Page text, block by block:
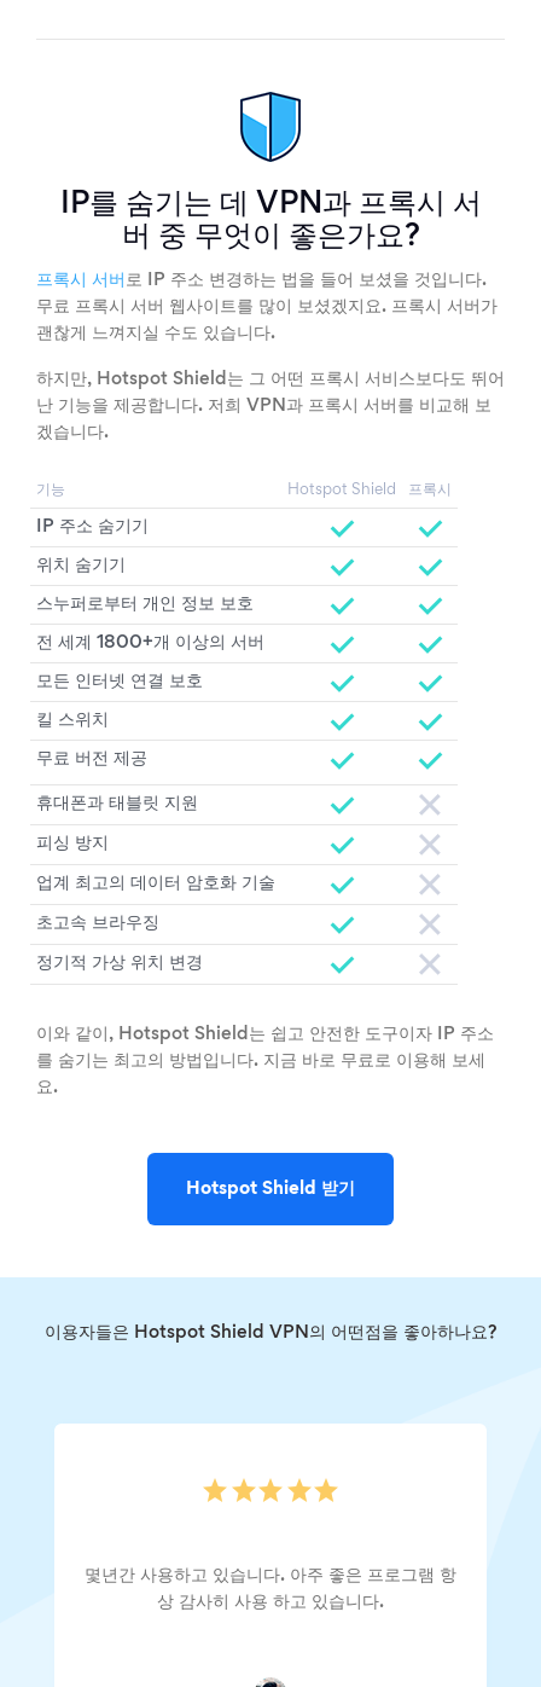
IP를 숨기는 데 VPN과 프록시 서
버 중 무엇이 좋은가요?
프록시 서버 로 IP 주소 변경하는 법을 들어 보셨을 것입니다.
무료 프록시 서버 웹사이트를 많이 보셨겠지요. 프록시 서버가
괜찮게 느껴지실 수도 있습니다.
하지만, Hotspot Shield는 그 어떤 프록시 서비스보다도 뛰어
난 기능을 제공합니다. 저희 VPN과 프록시 서버를 비교해 보
겠습니다.
기능 Hotspot Shield 프록시
IP 주소 숨기기
위치 숨기기
스누퍼로부터 개인 정보 보호
전 세계 1800+개 이상의 서버
모든 인터넷 연결 보호
킬 스위치
무료 버전 제공
휴대폰과 태블릿 지원
피싱 방지
업계 최고의 데이터 암호화 기술
초고속 브라우징
정기적 가상 위치 변경
이와 같이, Hotspot Shield는 쉽고 안전한 도구이자 IP 주소
를 숨기는 최고의 방법입니다. 지금 바로 무료로 이용해 보세
요.
Hotspot Shield 받기
이용자들은 Hotspot Shield VPN의 어떤점을 좋아하나요?
몇년간 사용하고 있습니다. 아주 좋은 프로그램 항
상 감사히 사용 하고 있습니다.